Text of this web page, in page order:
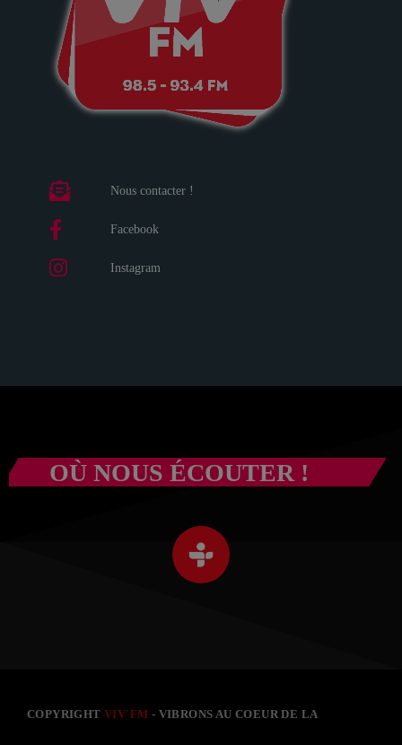
Nous contacter !
Facebook
Instagram
OÙ NOUS ÉCOUTER !
COPYRIGHTVIV'FM - VIBRONS AU COEUR DE LA